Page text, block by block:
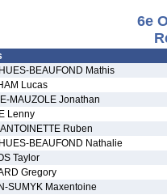
6e
BEAUFOND Mathis
Lucas
MAUZOLE Jonathan
Lenny
Ruben
BEAUFOND Nathalie
Taylor
Gregory
SUMYK Maxentoine